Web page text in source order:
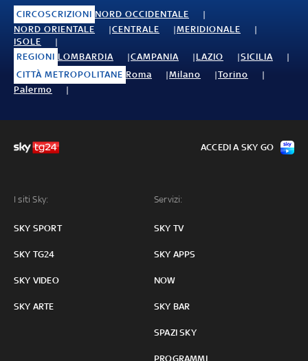
CIRCOSCRIZIONI NORD OCCIDENTALE
NORD ORIENTALE
CENTRALE
MERIDIONALE
ISOLE
REGIONI LOMBARDIA CAMPANIA LAZIO
SICILIA
CITTÀ METROPOLITANE Roma Milano
Torino
Palermo
I siti Sky:
SKY SPORT
SKY TG24
SKY VIDEO
SKY ARTE
Servizi:
SKY TV
SKY APPS
NOW
SKY BAR
SPAZI SKY
PROGRAMMI
ACCEDI A SKY GO